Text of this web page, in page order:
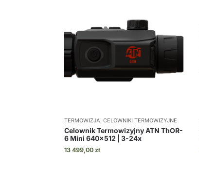
TERMOWIZJA, CELOWNIKI TERMOWIZYJNE
Celownik Termowizyjny ATN ThOR-
6 Mini 640×512 | 3-24x
13 499,00 zł